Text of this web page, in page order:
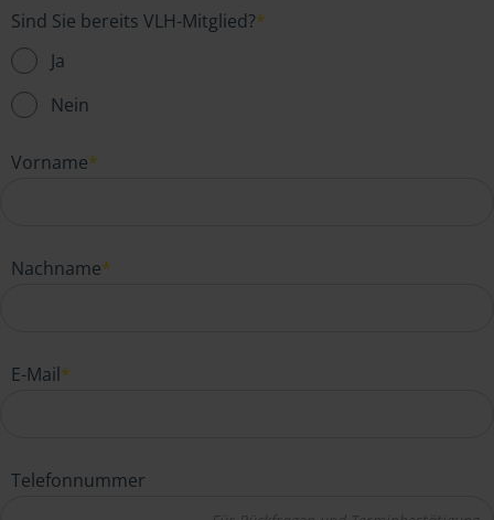
Sind Sie bereits VLH-Mitglied?*
Ja
Nein
Vorname*
Nachname*
E-Mail*
Telefonnummer